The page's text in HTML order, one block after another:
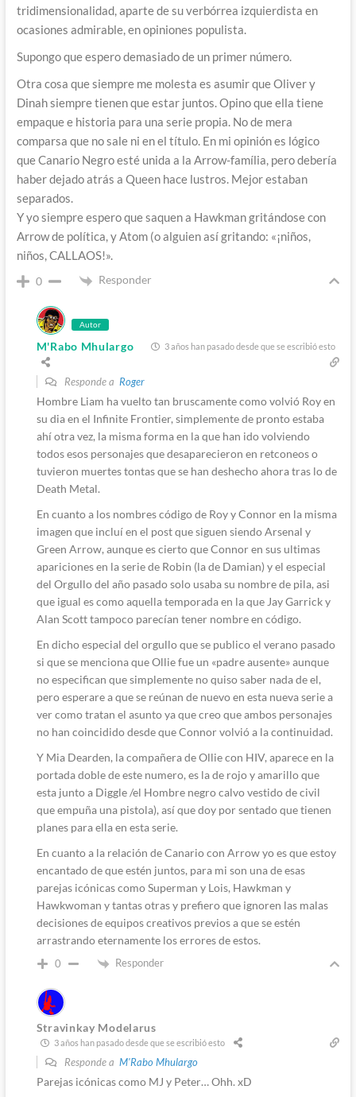
tridimensionalidad, aparte de su verbórrea izquierdista en
ocasiones admirable, en opiniones populista.
Supongo que espero demasiado de un primer número.
Otra cosa que siempre me molesta es asumir que Oliver y
Dinah siempre tienen que estar juntos. Opino que ella tiene
empaque e historia para una serie propia. No de mera
comparsa que no sale ni en el título. En mi opinión es lógico
que Canario Negro esté unida a la Arrow-família, pero debería
haber dejado atrás a Queen hace lustros. Mejor estaban
separados.
Y yo siempre espero que saquen a Hawkman gritándose con
Arrow de política, y Atom (o alguien así gritando: «¡niños,
niños, CALLAOS!».
0 Responder
Autor
M'Rabo Mhulargo 3 años han pasado desde que se escribió esto
Responde a Roger
Hombre Liam ha vuelto tan bruscamente como volvió Roy en
su dia en el Infinite Frontier, simplemente de pronto estaba
ahí otra vez, la misma forma en la que han ido volviendo
todos esos personajes que desaparecieron en retconeos o
tuvieron muertes tontas que se han deshecho ahora tras lo de
Death Metal.
En cuanto a los nombres código de Roy y Connor en la misma
imagen que incluí en el post que siguen siendo Arsenal y
Green Arrow, aunque es cierto que Connor en sus ultimas
apariciones en la serie de Robin (la de Damian) y el especial
del Orgullo del año pasado solo usaba su nombre de pila, asi
que igual es como aquella temporada en la que Jay Garrick y
Alan Scott tampoco parecían tener nombre en código.
En dicho especial del orgullo que se publico el verano pasado
si que se menciona que Ollie fue un «padre ausente» aunque
no especifican que simplemente no quiso saber nada de el,
pero esperare a que se reúnan de nuevo en esta nueva serie a
ver como tratan el asunto ya que creo que ambos personajes
no han coincidido desde que Connor volvió a la continuidad.
Y Mia Dearden, la compañera de Ollie con HIV, aparece en la
portada doble de este numero, es la de rojo y amarillo que
esta junto a Diggle /el Hombre negro calvo vestido de civil
que empuña una pistola), así que doy por sentado que tienen
planes para ella en esta serie.
En cuanto a la relación de Canario con Arrow yo es que estoy
encantado de que estén juntos, para mi son una de esas
parejas icónicas como Superman y Lois, Hawkman y
Hawkwoman y tantas otras y prefiero que ignoren las malas
decisiones de equipos creativos previos a que se estén
arrastrando eternamente los errores de estos.
0 Responder
Stravinkay Modelarus
3 años han pasado desde que se escribió esto
Responde a M'Rabo Mhulargo
Parejas icónicas como MJ y Peter… Ohh. xD